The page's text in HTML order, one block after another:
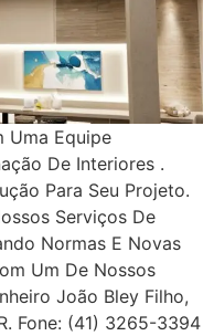
Uma Equipe
De Interiores .
Para Seu Projeto.
Serviços De
Normas E Novas
Um De Nossos
João Bley Filho,
Fone: (41) 3265-3394